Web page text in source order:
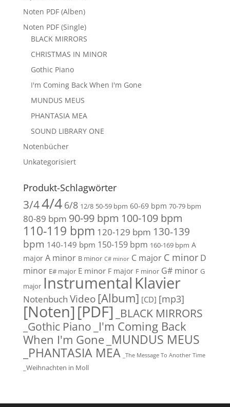
Noten PDF (Alben)
Noten PDF (Single)
BLACK MIRRORS
CHRISTMAS IN MINOR
Gothic Piano
I'm Coming Back When I'm Gone
MUNDUS MEUS
PHANTASIA MEA
SOUND LIBRARY ONE
Notenbücher
Unkategorisiert
Produkt-Schlagwörter
3/44/4 6/8 12/8 50-59 bpm 60-69 bpm 70-79 bpm
80-89 bpm 90-99 bpm 100-109 bpm
110-119 bpm 120-129 bpm 130-139
bpm 140-149 bpm 150-159 bpm 160-169 bpm A
major A minor B minor C# minor C major C minor D
minor E# major E minor F major F minor G# minor G
major Instrumental Klavier
Notenbuch Video [Album] [CD] [mp3]
[Noten][PDF] _BLACK MIRRORS
_Gothic Piano _I'm Coming Back
When I'm Gone _MUNDUS MEUS
_PHANTASIA MEA _The Message To Another Time
_Weihnachten in Moll